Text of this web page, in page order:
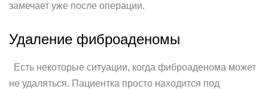
замечает уже после операции.
Удаление фиброаденомы
Есть некоторые ситуации, когда фиброаденома может
не удаляться. Пациентка просто находится под